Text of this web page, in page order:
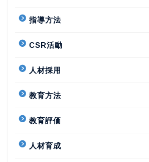
指導方法
CSR活動
人材採用
教育方法
教育評価
人材育成